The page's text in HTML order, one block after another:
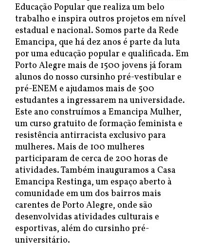
Educação Popular que realiza um belo
trabalho e inspira outros projetos em nível
estadual e nacional. Somos parte da Rede
Emancipa, que há dez anos é parte da luta
por uma educação popular e qualificada. Em
Porto Alegre mais de 1500 jovens já foram
alunos do nosso cursinho pré-vestibular e
pré-ENEM e ajudamos mais de 500
estudantes a ingressarem na universidade.
Este ano construímos a Emancipa Mulher,
um curso gratuito de formação feminista e
resistência antirracista exclusivo para
mulheres. Mais de 100 mulheres
participaram de cerca de 200 horas de
atividades. Também inauguramos a Casa
Emancipa Restinga, um espaço aberto à
comunidade em um dos bairros mais
carentes de Porto Alegre, onde são
desenvolvidas atividades culturais e
esportivas, além do cursinho pré-
universitário.